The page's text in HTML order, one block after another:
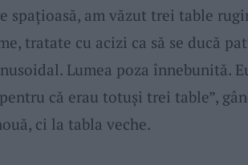
spațioasă, am văzut trei table
tratate cu acizi ca să se ducă
Lumea poza înnebunită.
că erau totuși trei table”,
ci la tabla veche.